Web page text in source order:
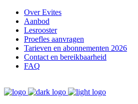
Over Evites
Aanbod
Lesrooster
Proefles aanvragen
Tarieven en abonnementen 2026
Contact en bereikbaarheid
FAQ